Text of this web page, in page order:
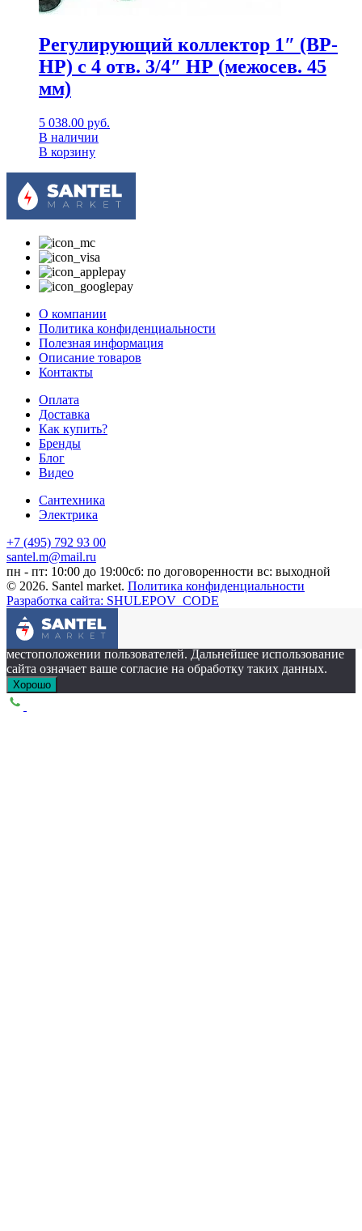
Регулирующий коллектор 1″ (ВР-
НР) с 4 отв. 3/4″ НР (межосев. 45
мм)
5 038.00 руб.
В наличии
В корзину
О компании
Политика конфиденциальности
Полезная информация
Описание товаров
Контакты
Оплата
Доставка
Как купить?
Бренды
Блог
Видео
Сантехника
Электрика
+7 (495) 792 93 00
santel.m@mail.ru
пн - пт: 10:00 до 19:00сб: по договоренности вс: выходной
© 2026. Santel market. Политика конфиденциальности
Разработка сайта: SHULEPOV_CODE
Этот сайт собирает cookie-файлы, данные об IP-адресе и
местоположении пользователей. Дальнейшее использование
сайта означает ваше согласие на обработку таких данных.
Хорошо